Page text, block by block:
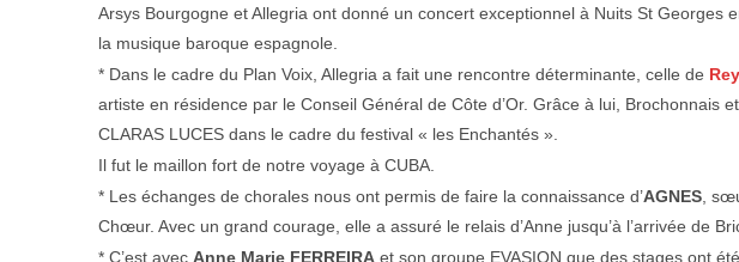
Arsys Bourgogne et Allegria ont donné un concert exceptionnel à Nuits St Georges
la musique baroque espagnole.
* Dans le cadre du Plan Voix, Allegria a fait une rencontre déterminante, celle de
artiste en résidence par le Conseil Général de Côte d’Or. Grâce à lui, Brochonnais
CLARAS LUCES dans le cadre du festival « les Enchantés ».
Il fut le maillon fort de notre voyage à CUBA.
* Les échanges de chorales nous ont permis de faire la connaissance d’AGNES ,
Chœur. Avec un grand courage, elle a assuré le relais d’Anne jusqu’à l’arrivée de
* C’est avec Anne Marie FERREIRA et son groupe EVASION que des stages ont